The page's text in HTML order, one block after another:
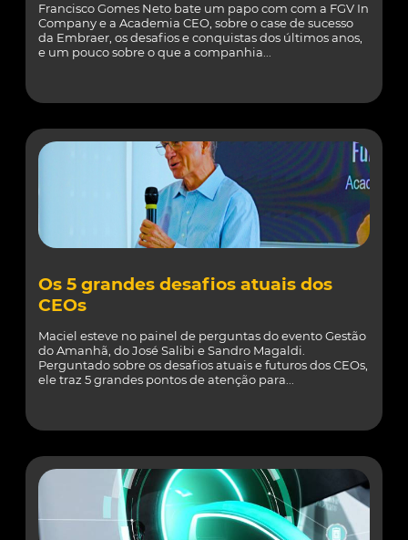
Francisco Gomes Neto bate um papo com com a FGV In
Company e a Academia CEO, sobre o case de sucesso
da Embraer, os desafios e conquistas dos últimos anos,
e um pouco sobre o que a companhia...
Os 5 grandes desafios atuais dos
CEOs
Maciel esteve no painel de perguntas do evento Gestão
do Amanhã, do José Salibi e Sandro Magaldi.
Perguntado sobre os desafios atuais e futuros dos CEOs,
ele traz 5 grandes pontos de atenção para...